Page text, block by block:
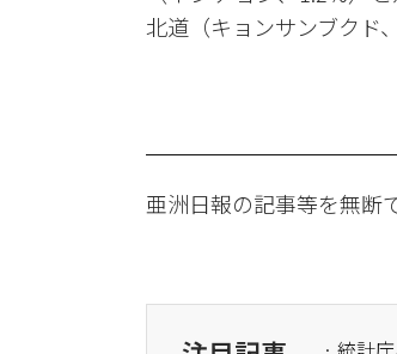
北道（キョンサンブクド
亜洲日報の記事等を無断